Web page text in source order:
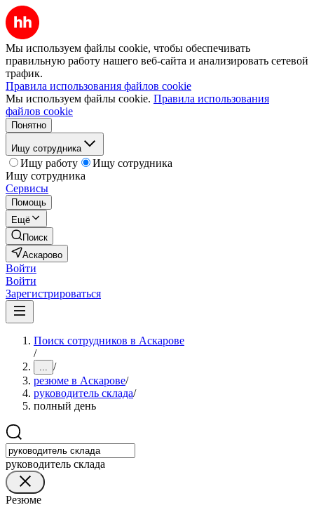
Мы используем файлы cookie, чтобы обеспечивать
правильную работу нашего веб-сайта и анализировать сетевой
трафик.
Правила использования файлов cookie
Мы используем файлы cookie. Правила использования
файлов cookie
Понятно
Ищу сотрудника
Ищу работу
Ищу сотрудника
Ищу сотрудника
Сервисы
Помощь
Ещё
Поиск
Аскарово
Войти
Войти
Зарегистрироваться
Поиск сотрудников в Аскарове
/
... /
резюме в Аскарове/
руководитель склада/
полный день
руководитель склада
Резюме